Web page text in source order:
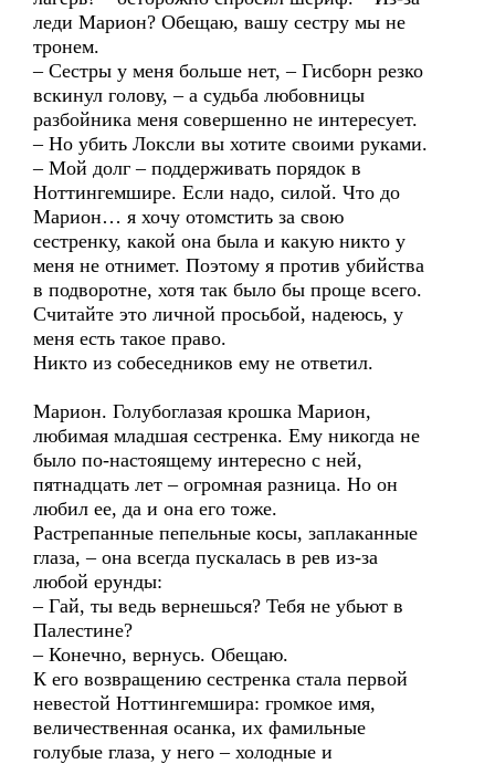
леди Марион? Обещаю, вашу сестру мы не
тронем.
– Сестры у меня больше нет, – Гисборн резко
вскинул голову, – а судьба любовницы
разбойника меня совершенно не интересует.
– Но убить Локсли вы хотите своими руками.
– Мой долг – поддерживать порядок в
Ноттингемшире. Если надо, силой. Что до
Марион… я хочу отомстить за свою
сестренку, какой она была и какую никто у
меня не отнимет. Поэтому я против убийства
в подворотне, хотя так было бы проще всего.
Считайте это личной просьбой, надеюсь, у
меня есть такое право.
Никто из собеседников ему не ответил.
Марион. Голубоглазая крошка Марион,
любимая младшая сестренка. Ему никогда не
было по-настоящему интересно с ней,
пятнадцать лет – огромная разница. Но он
любил ее, да и она его тоже.
Растрепанные пепельные косы, заплаканные
глаза, – она всегда пускалась в рев из-за
любой ерунды:
– Гай, ты ведь вернешься? Тебя не убьют в
Палестине?
– Конечно, вернусь. Обещаю.
К его возвращению сестренка стала первой
невестой Ноттингемшира: громкое имя,
величественная осанка, их фамильные
голубые глаза, у него – холодные и